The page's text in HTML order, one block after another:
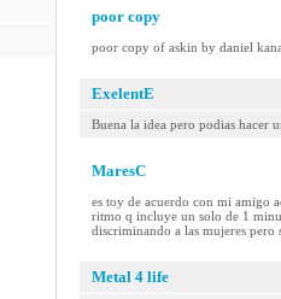
poor copy
poor copy of askin by daniel
ExelentE
Buena la idea pero podias hacer
MaresC
es toy de acuerdo con mi amigo
ritmo q incluye un solo de 1
discriminando a las mujeres pero
Metal 4 life